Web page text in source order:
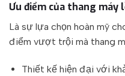
Ưu điểm của thang máy
Là sự lựa chọn hoàn mỹ
điểm vượt trội mà thang
Thiết kế hiện đại với